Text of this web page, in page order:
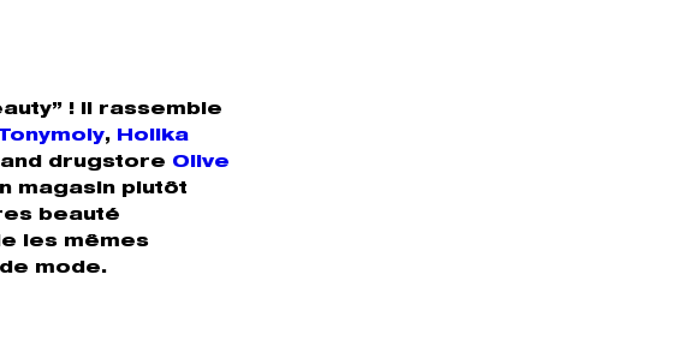
! Il rassemble
,
Holika
drugstore Olive
magasin plutôt
beauté
les mêmes
mode.